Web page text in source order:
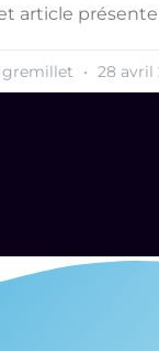
article
28 avril